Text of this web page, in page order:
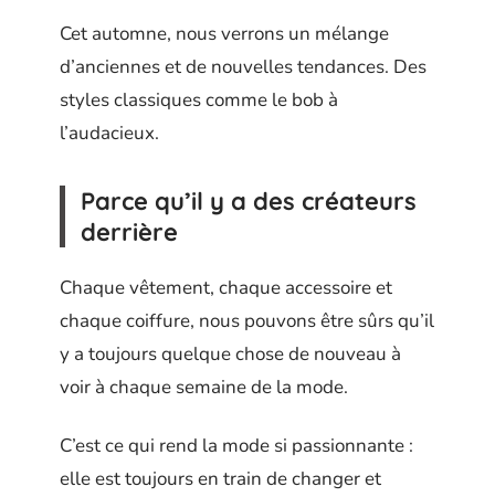
Cet automne, nous verrons un mélange
d’anciennes et de nouvelles tendances. Des
styles classiques comme le bob à
l’audacieux.
Parce qu’il y a des créateurs
derrière
Chaque vêtement, chaque accessoire et
chaque coiffure, nous pouvons être sûrs qu’il
y a toujours quelque chose de nouveau à
voir à chaque semaine de la mode.
C’est ce qui rend la mode si passionnante :
elle est toujours en train de changer et